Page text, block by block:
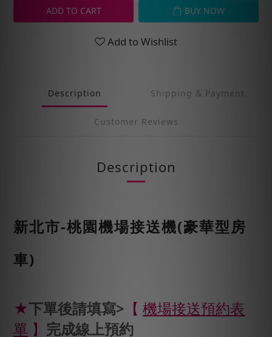
ADD TO CART BUY NOW
Add to Wishlist
Description Shipping & Payment
Customer Reviews
Description
新北市-桃園機場接送機(豪華型房
車)
★下單後請填寫> 【 機場接送預約表
單 】 完成線上預約